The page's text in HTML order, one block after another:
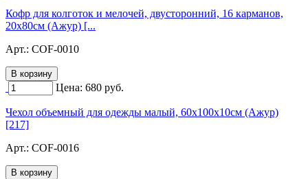
Кофр для колготок и мелочей, двусторонний, 16 карманов,
20х80см (Ажур) [...
Арт.: COF-0010
Цена: 680 руб.
Чехол объемный для одежды малый, 60х100х10см (Ажур)
[217]
Арт.: COF-0016